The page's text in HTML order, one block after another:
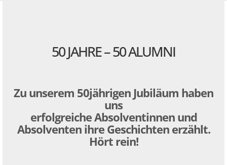
50 JAHRE – 50 ALUMNI
Zu unserem 50jährigen Jubiläum haben
uns
erfolgreiche Absolventinnen und
Absolventen ihre Geschichten erzählt.
Hört rein!